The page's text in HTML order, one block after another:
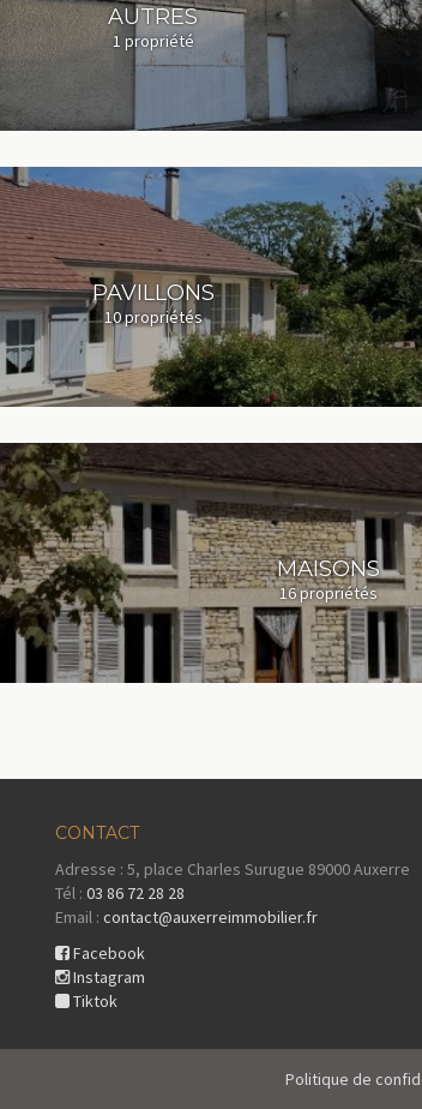
AUTRES
1 propriété
PAVILLONS
10 propriétés
MAISONS
16 propriétés
CONTACT
Adresse : 5, place Charles Surugue 89000 Auxerre
Tél : 03 86 72 28 28
Email : contact@auxerreimmobilier.fr
Facebook
Instagram
Tiktok
Politique de